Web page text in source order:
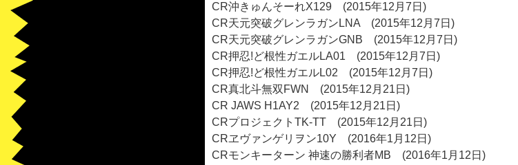
CR沖きゅんそーれX129 (2015年12月7日)
CR天元突破グレンラガンLNA (2015年12月7日)
CR天元突破グレンラガンGNB (2015年12月7日)
CR押忍!ど根性ガエルLA01 (2015年12月7日)
CR押忍!ど根性ガエルL02 (2015年12月7日)
CR真北斗無双FWN (2015年12月21日)
CR JAWS H1AY2 (2015年12月21日)
CRプロジェクトTK-TT (2015年12月21日)
CRヱヴァンゲリヲン10Y (2016年1月12日)
CRモンキーターン 神速の勝利者MB (2016年1月12日)